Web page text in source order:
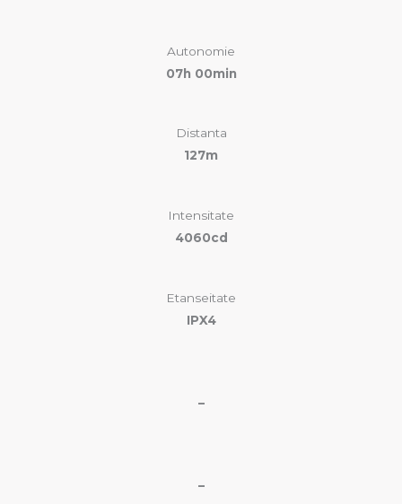
Autonomie
07h 00min
Distanta
127m
Intensitate
4060cd
Etanseitate
IPX4
–
–